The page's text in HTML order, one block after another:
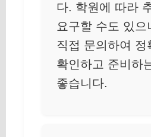
다. 학원에 따라
요구할 수도 있으
직접 문의하여 정
확인하고 준비하
좋습니다.